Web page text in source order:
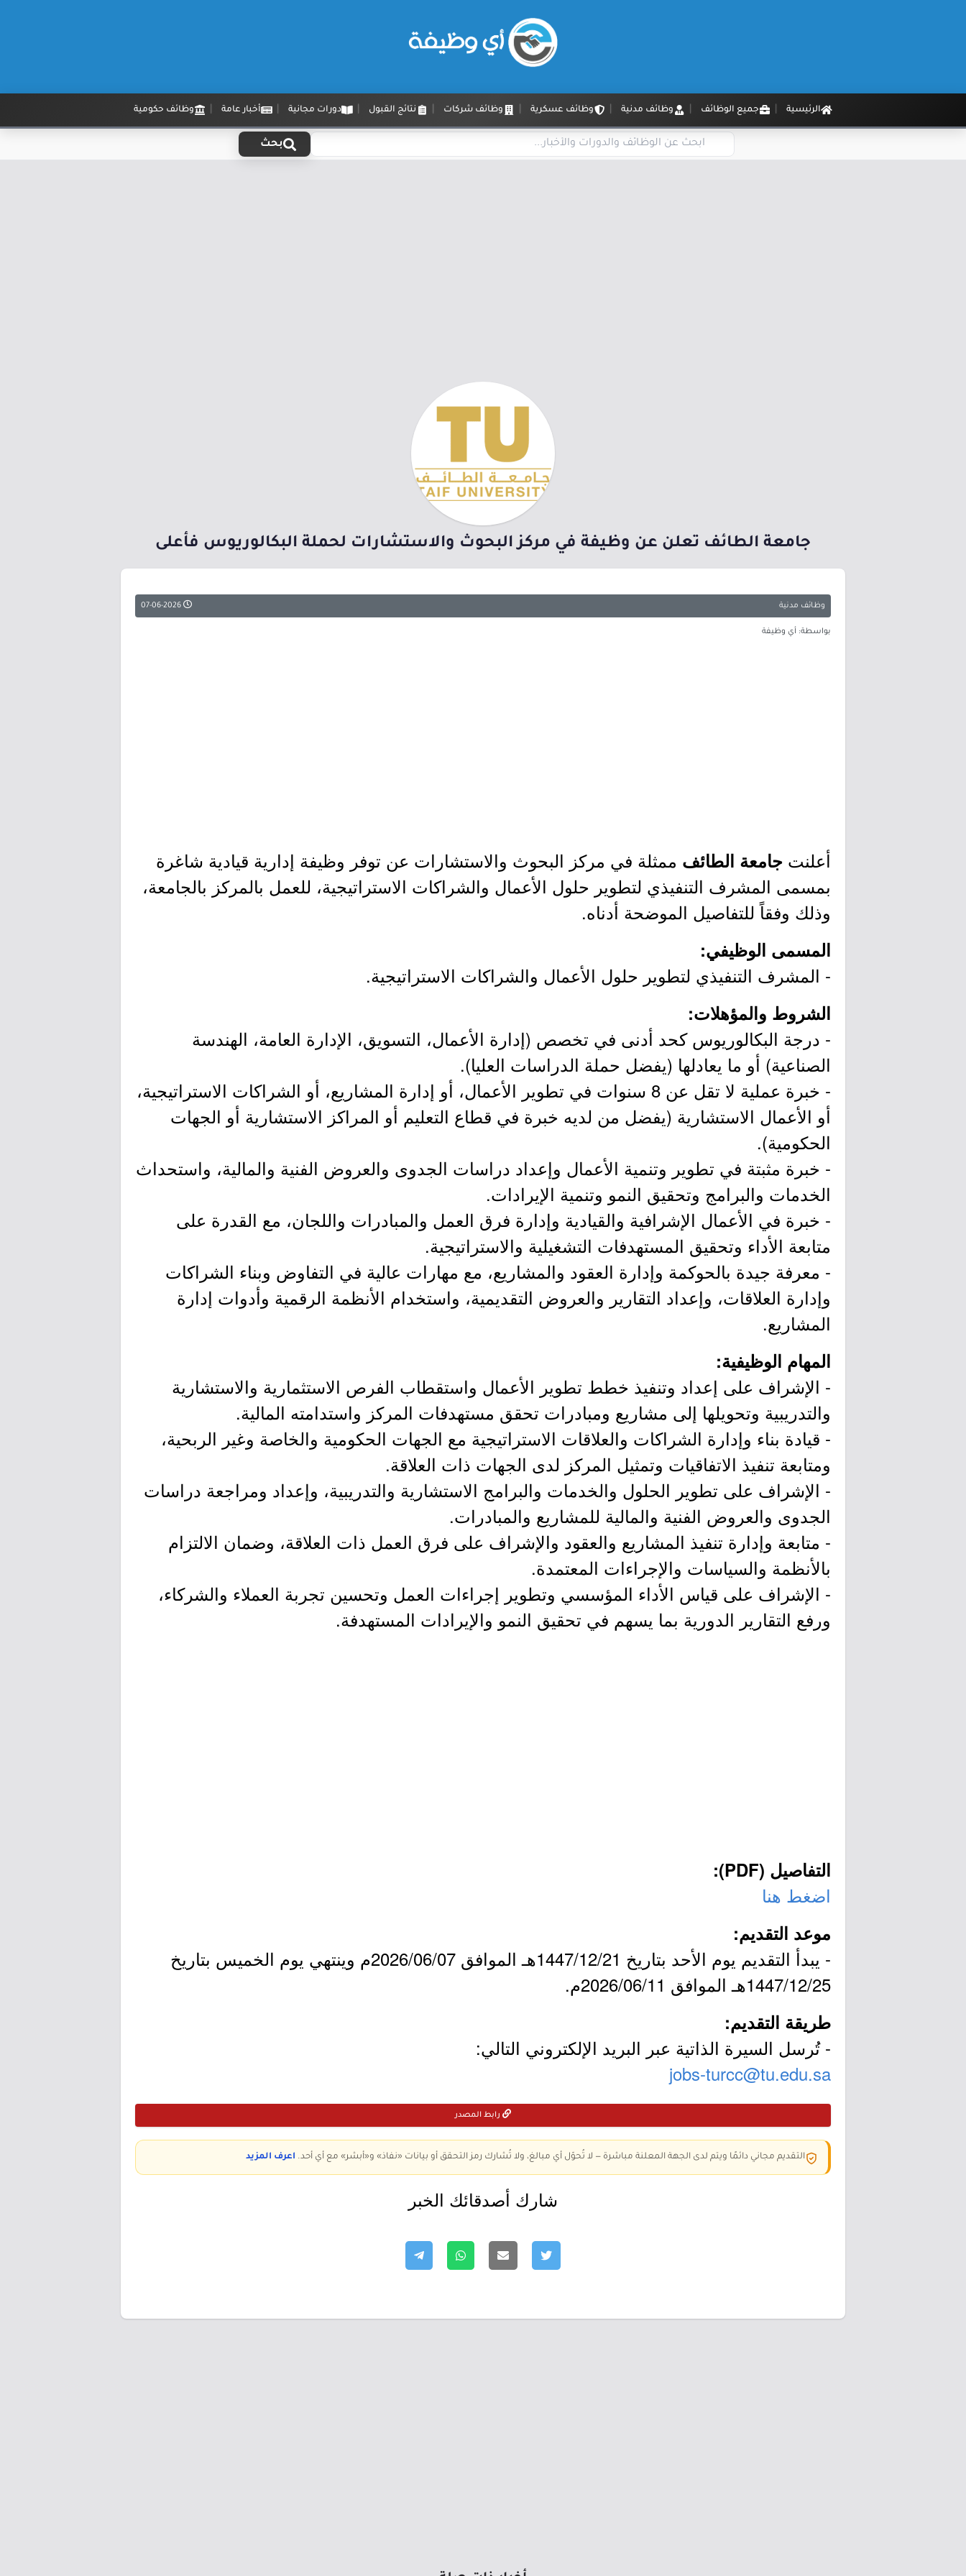
الرئيسية جميع الوظائف وظائف مدنية وظائف عسكرية وظائف شركات نتائج القبول دورات مجانية أخبار عامة وظائف حكومية
بحث
جامعة الطائف تعلن عن وظيفة في مركز البحوث والاستشارات لحملة البكالوريوس فأعلى
وظائف مدنية
بواسطة: أي وظيفة
أعلنت جامعة الطائف ممثلة في مركز البحوث والاستشارات عن توفر وظيفة إدارية قيادية شاغرة
بمسمى المشرف التنفيذي لتطوير حلول الأعمال والشراكات الاستراتيجية، للعمل بالمركز بالجامعة،
وذلك وفقاً للتفاصيل الموضحة أدناه.
المسمى الوظيفي:
- المشرف التنفيذي لتطوير حلول الأعمال والشراكات الاستراتيجية.
الشروط والمؤهلات:
- درجة البكالوريوس كحد أدنى في تخصص (إدارة الأعمال، التسويق، الإدارة العامة، الهندسة
الصناعية) أو ما يعادلها (يفضل حملة الدراسات العليا).
- خبرة عملية لا تقل عن 8 سنوات في تطوير الأعمال، أو إدارة المشاريع، أو الشراكات الاستراتيجية،
أو الأعمال الاستشارية (يفضل من لديه خبرة في قطاع التعليم أو المراكز الاستشارية أو الجهات
الحكومية).
- خبرة مثبتة في تطوير وتنمية الأعمال وإعداد دراسات الجدوى والعروض الفنية والمالية، واستحداث
الخدمات والبرامج وتحقيق النمو وتنمية الإيرادات.
- خبرة في الأعمال الإشرافية والقيادية وإدارة فرق العمل والمبادرات واللجان، مع القدرة على
متابعة الأداء وتحقيق المستهدفات التشغيلية والاستراتيجية.
- معرفة جيدة بالحوكمة وإدارة العقود والمشاريع، مع مهارات عالية في التفاوض وبناء الشراكات
وإدارة العلاقات، وإعداد التقارير والعروض التقديمية، واستخدام الأنظمة الرقمية وأدوات إدارة
المشاريع.
المهام الوظيفية:
- الإشراف على إعداد وتنفيذ خطط تطوير الأعمال واستقطاب الفرص الاستثمارية والاستشارية
والتدريبية وتحويلها إلى مشاريع ومبادرات تحقق مستهدفات المركز واستدامته المالية.
- قيادة بناء وإدارة الشراكات والعلاقات الاستراتيجية مع الجهات الحكومية والخاصة وغير الربحية،
ومتابعة تنفيذ الاتفاقيات وتمثيل المركز لدى الجهات ذات العلاقة.
- الإشراف على تطوير الحلول والخدمات والبرامج الاستشارية والتدريبية، وإعداد ومراجعة دراسات
الجدوى والعروض الفنية والمالية للمشاريع والمبادرات.
- متابعة وإدارة تنفيذ المشاريع والعقود والإشراف على فرق العمل ذات العلاقة، وضمان الالتزام
بالأنظمة والسياسات والإجراءات المعتمدة.
- الإشراف على قياس الأداء المؤسسي وتطوير إجراءات العمل وتحسين تجربة العملاء والشركاء،
ورفع التقارير الدورية بما يسهم في تحقيق النمو والإيرادات المستهدفة.
التفاصيل (PDF):
اضغط هنا
موعد التقديم:
- يبدأ التقديم يوم الأحد بتاريخ 1447/12/21هـ الموافق 2026/06/07م وينتهي يوم الخميس بتاريخ
1447/12/25هـ الموافق 2026/06/11م.
طريقة التقديم:
- تُرسل السيرة الذاتية عبر البريد الإلكتروني التالي:
jobs-turcc@tu.edu.sa
رابط المصدر
التقديم مجاني دائمًا ويتم لدى الجهة المعلنة مباشرة — لا تُحوّل أي مبالغ، ولا تُشارك رمز التحقق أو بيانات «نفاذ» و«أبشر» مع أي أحد. اعرف المزيد
شارك أصدقائك الخبر